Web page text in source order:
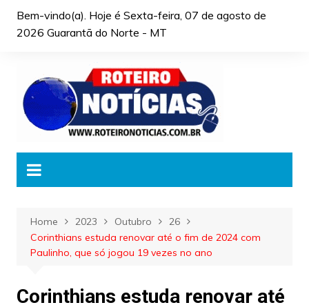
Bem-vindo(a). Hoje é Sexta-feira, 07 de agosto de
2026 Guarantã do Norte - MT
Home 2023 Outubro
26
Corinthians estuda renovar até o fim de 2024 com
Paulinho, que só jogou 19 vezes no ano
Corinthians estuda renovar até